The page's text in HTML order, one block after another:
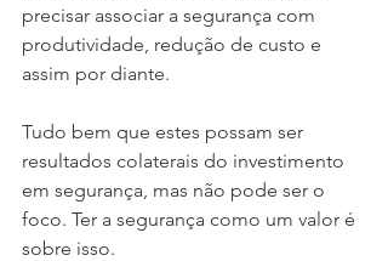
precisar associar a segurança com
produtividade, redução de custo e
assim por diante.
Tudo bem que estes possam ser
resultados colaterais do investimento
em segurança, mas não pode ser o
foco. Ter a segurança como um valor é
sobre isso.